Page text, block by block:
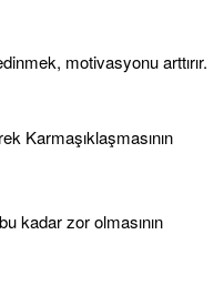
motivasyonu arttırır.
Karmaşıklaşmasının
kadar zor olmasının